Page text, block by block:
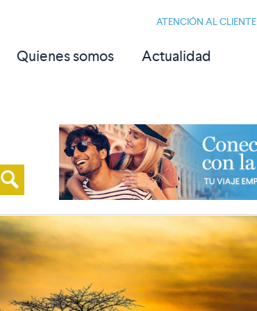
ATENCIÓN AL CLIENTE
Quienes somos
Actualidad
p